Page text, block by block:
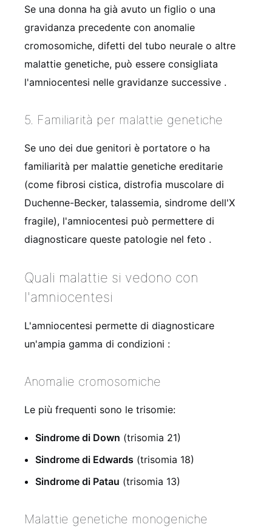
Se una donna ha già avuto un figlio o una
gravidanza precedente con anomalie
cromosomiche, difetti del tubo neurale o altre
malattie genetiche, può essere consigliata
l'amniocentesi nelle gravidanze successive .
5. Familiarità per malattie genetiche
Se uno dei due genitori è portatore o ha
familiarità per malattie genetiche ereditarie
(come fibrosi cistica, distrofia muscolare di
Duchenne-Becker, talassemia, sindrome dell'X
fragile), l'amniocentesi può permettere di
diagnosticare queste patologie nel feto .
Quali malattie si vedono con
l'amniocentesi
L'amniocentesi permette di diagnosticare
un'ampia gamma di condizioni :
Anomalie cromosomiche
Le più frequenti sono le trisomie:
Sindrome di Down (trisomia 21)
Sindrome di Edwards (trisomia 18)
Sindrome di Patau (trisomia 13)
Malattie genetiche monogeniche